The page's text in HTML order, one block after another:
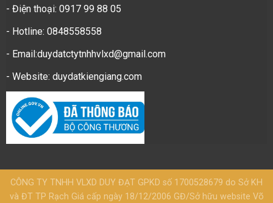
- Điện thoại: 0917 99 88 05
- Hotline: 0848558558
- Email:duydatctytnhhvlxd@gmail.com
- Website: duydatkiengiang.com
CÔNG TY TNHH VLXD DUY ĐẠT GPKD số 1700528679 do Sở KH
và ĐT TP Rạch Giá cấp ngày 18/12/2006 GĐ/Sở hữu website Võ